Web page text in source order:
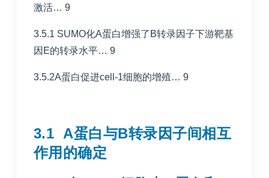
激活… 9
3.5.1 SUMO化A蛋白增强了B转录因子下游靶基
因E的转录水平… 9
3.5.2A蛋白促进cell-1细胞的增殖… 9
3.1 A蛋白与B转录因子间相互
作用的确定